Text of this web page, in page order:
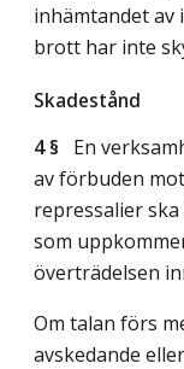
inhämtandet
brott har inte
Skadestånd
4 § En
av förbuden
repressalier
som
överträdelsen
Om talan förs
avskedande